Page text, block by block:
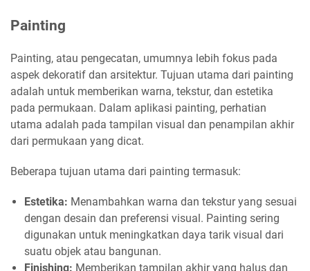
Painting
Painting, atau pengecatan, umumnya lebih fokus pada
aspek dekoratif dan arsitektur. Tujuan utama dari painting
adalah untuk memberikan warna, tekstur, dan estetika
pada permukaan. Dalam aplikasi painting, perhatian
utama adalah pada tampilan visual dan penampilan akhir
dari permukaan yang dicat.
Beberapa tujuan utama dari painting termasuk:
Estetika: Menambahkan warna dan tekstur yang sesuai
dengan desain dan preferensi visual. Painting sering
digunakan untuk meningkatkan daya tarik visual dari
suatu objek atau bangunan.
Finishing: Memberikan tampilan akhir yang halus dan